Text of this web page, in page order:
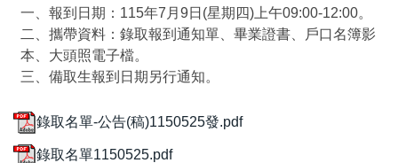
一、報到日期：115年7月9日(星期四)上午09:00-12:00。
二、攜帶資料：錄取報到通知單、畢業證書、戶口名簿影
本、大頭照電子檔。
三、備取生報到日期另行通知。
錄取名單-公告(稿)1150525發.pdf
錄取名單1150525.pdf